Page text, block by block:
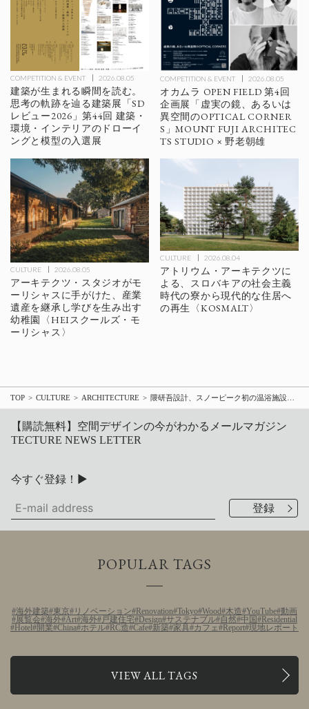
COMPETITION & EVENT 2026.08.05
建築が生まれる瞬間を読む。
思考の軌跡を辿る建築展「SD
レビュー2026」第44回 建築・
環境・インテリアのドローイ
ングと模型の入選展
COMPETITION & EVENT 2026.08.05
オカムラ OPEN FIELD 第4回
企画展「虚実の鏡、あるいは
異空間のOPTICAL CORNER
S」MOUNT FUJI ARCHITEC
TS STUDIO × 野老朝雄
CULTURE 2026.08.05
アーキテクツ・スタジオがモ
ーリシャスに手がけた、産業
遺産を継承し学びを生み出す
幼稚園〈HEIスクールズ・モ
ーリシャス〉
CULTURE 2026.08.04
アトリウム・アーキテクツに
よる、スロバキアの社会主義
時代の寮から現代的な住居へ
の再生〈KOSMALT〉
TOP CULTURE ARCHITECTURE
【購読無料】空間デザインの今がわかるメールマガジン
TECTURE NEWS LETTER
今すぐ登録！▶
POPULAR TAGS
海外建築 東京 リノベーション Renovation Tokyo Wood 木造 YouTube 動画
展覧会 海外 Art 海外 戸建住宅 Design サステナブル 自然 中国
Residential
Hotel 開業 China ホテル RC造 Cafe 新築 家具 カフェ Report 現地レポート
VIEW ALL TAGS